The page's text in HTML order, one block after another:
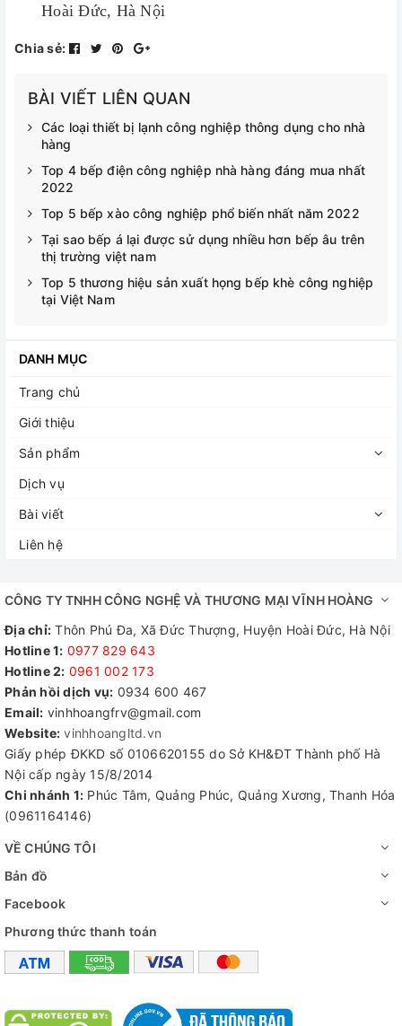
Hoài Đức, Hà Nội
Chia sẻ:
BÀI VIẾT LIÊN QUAN
Các loại thiết bị lạnh công nghiệp thông dụng cho nhà
hàng
Top 4 bếp điện công nghiệp nhà hàng đáng mua nhất
2022
Top 5 bếp xào công nghiệp phổ biến nhất năm 2022
Tại sao bếp á lại được sử dụng nhiều hơn bếp âu trên
thị trường việt nam
Top 5 thương hiệu sản xuất họng bếp khè công nghiệp
tại Việt Nam
DANH MỤC
Trang chủ
Giới thiệu
Sản phẩm
Dịch vụ
Bài viết
Liên hệ
CÔNG TY TNHH CÔNG NGHỆ VÀ THƯƠNG MẠI VĨNH HOÀNG
Địa chỉ: Thôn Phú Đa, Xã Đức Thượng, Huyện Hoài Đức, Hà Nội
Hotline 1: 0977 829 643
Hotline 2: 0961 002 173​
Phản hồi dịch vụ: 0934 600 467
Email: vinhhoangfrv@gmail.com
Website: vinhhoangltd.vn
Giấy phép ĐKKD số 0106620155 do Sở KH&ĐT Thành phố Hà
Nội cấp ngày 15/8/2014
Chi nhánh 1: Phúc Tâm, Quảng Phúc, Quảng Xương, Thanh Hóa
(0961164146)
VỀ CHÚNG TÔI
Bản đồ
Facebook
Phương thức thanh toán